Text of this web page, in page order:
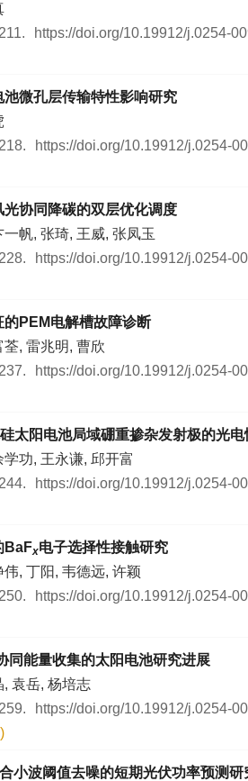
https://doi.org/10.19912/j.0254-
微孔层传输特性影响研究
https://doi.org/10.19912/j.0254-
协同降碳的双层优化调度
帆, 张琦, 王威, 张凤玉
https://doi.org/10.19912/j.0254-
PEM电解槽故障诊断
, 雷兆明, 曹欣
https://doi.org/10.19912/j.0254-
太阳电池局域硼重掺杂发射极的光电
功, 王永谦, 邱开富
https://doi.org/10.19912/j.0254-
BaFx电子选择性接触研究
, 丁阳, 韦德远, 许颖
https://doi.org/10.19912/j.0254-
同能量收集的太阳电池研究进展
袁岳, 杨培志
https://doi.org/10.19912/j.0254-
)
小波阈值去噪的短期光伏功率预测研